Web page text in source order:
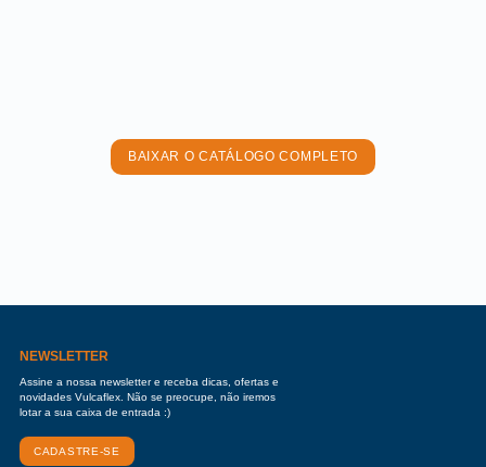
BAIXAR O CATÁLOGO COMPLETO
NEWSLETTER
Assine a nossa newsletter e receba dicas, ofertas e
novidades Vulcaflex. Não se preocupe, não iremos
lotar a sua caixa de entrada :)
CADASTRE-SE